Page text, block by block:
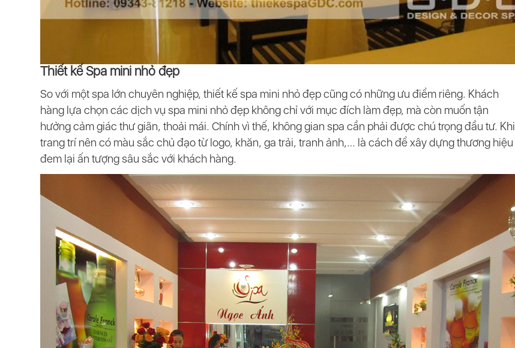
Thiết kế Spa mini nhỏ đẹp
So với một spa lớn chuyên nghiệp, thiết kế spa mini nhỏ đẹp cũng có những ưu điểm riêng. Khách
hàng lựa chọn các dịch vụ spa mini nhỏ đẹp không chỉ với mục đích làm đẹp, mà còn muốn tận
hưởng cảm giác thư giãn, thoải mái. Chính vì thế, không gian spa cần phải được chú trọng đầu tư. Khi
trang trí nên có màu sắc chủ đạo từ logo, khăn, ga trải, tranh ảnh,… là cách để xây dựng thương hiệu
đem lại ấn tượng sâu sắc với khách hàng.